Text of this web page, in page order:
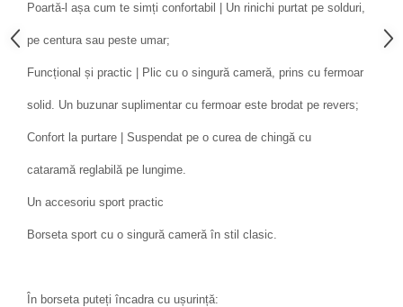
Poartă-l așa cum te simți confortabil | Un rinichi purtat pe solduri,
pe centura sau peste umar;
Funcțional și practic | Plic cu o singură cameră, prins cu fermoar
solid. Un buzunar suplimentar cu fermoar este brodat pe revers;
Confort la purtare | Suspendat pe o curea de chingă cu
cataramă reglabilă pe lungime.
Un accesoriu sport practic
Borseta sport cu o singură cameră în stil clasic.
În borseta puteți încadra cu ușurință: